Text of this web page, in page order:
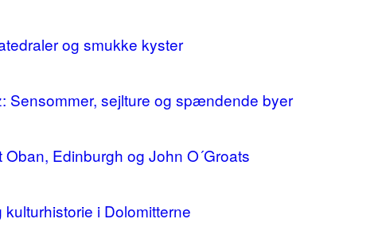
og smukke kyster
Sensommer, sejlture og spændende byer
Edinburgh og John O´Groats
i Dolomitterne